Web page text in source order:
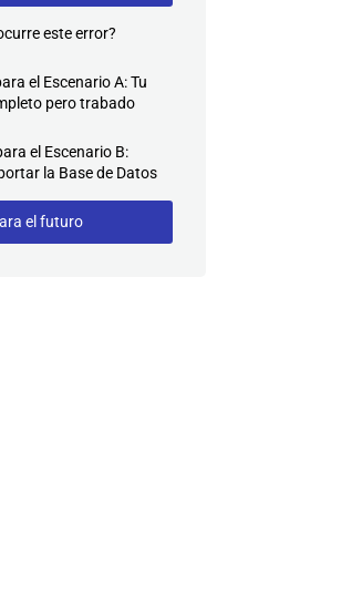
este error?
el Escenario A: Tu
pero trabado
el Escenario B:
la Base de Datos
el futuro